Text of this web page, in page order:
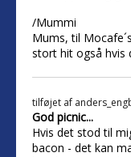
/Mummi
Mums, til
stort hit også hvis
tilføjet af
God picnic...
Hvis det stod til
bacon - det kan